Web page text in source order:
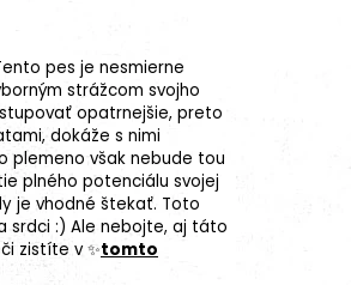
pes je nesmierne
strážcom svojho
opatrnejšie, preto
dokáže s nimi
plemeno však nebude tou
plného potenciálu svojej
je vhodné štekať. Toto
srdci :) Ale nebojte, aj táto
zistíte v ✨tomto